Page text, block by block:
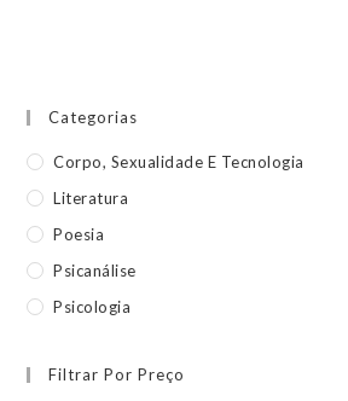
Categorias
Corpo, Sexualidade E Tecnologia
Literatura
Poesia
Psicanálise
Psicologia
Filtrar Por Preço